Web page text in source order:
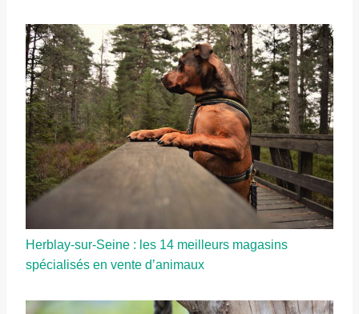
Herblay-sur-Seine : les 14 meilleurs magasins
spécialisés en vente d’animaux